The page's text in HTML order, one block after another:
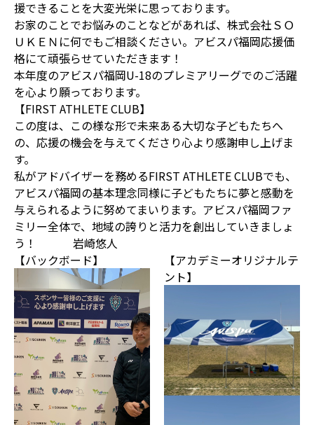
援できることを大変光栄に思っております。
お家のことでお悩みのことなどがあれば、株式会社ＳＯ
ＵＫＥＮに何でもご相談ください。アビスパ福岡応援価
格にて頑張らせていただきます！
本年度のアビスパ福岡U-18のプレミアリーグでのご活躍
を心より願っております。
【FIRST ATHLETE CLUB】
この度は、この様な形で未来ある大切な子どもたちへ
の、応援の機会を与えてくださり心より感謝申し上げま
す。
私がアドバイザーを務めるFIRST ATHLETE CLUBでも、
アビスパ福岡の基本理念同様に子どもたちに夢と感動を
与えられるように努めてまいります。アビスパ福岡ファ
ミリー全体で、地域の誇りと活力を創出していきましょ
う！ 岩崎悠人
【バックボード】
【アカデミーオリジナルテ
ント】